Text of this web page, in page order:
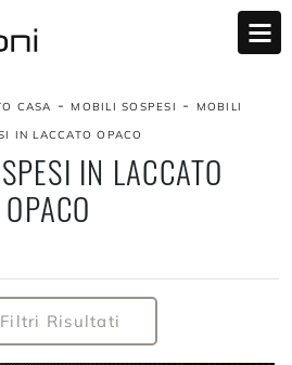
CASA -MOBILI SOSPESI -
MOBILI
IN LACCATO OPACO
IN LACCATO
OPACO
Risultati